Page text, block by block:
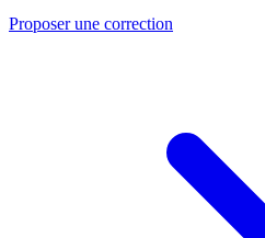
Proposer une correction